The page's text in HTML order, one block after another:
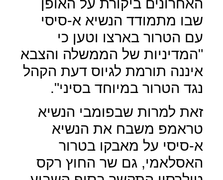
שבו מתמודד הנשיא א-סיסי
עם הטרור בארצו וטען כי
"המדיניות של הממשלה והצבא
איננה תורמת לגיוס דעת הקהל
נגד הטרור במיוחד בסיני".
זאת למרות שבפומבי הנשיא
טראמפ משבח את הנשיא
א-סיסי על מאבקו בטרור
האסלאמי, גם שר החוץ רקס